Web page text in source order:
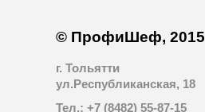
© ПрофиШеф, 2015
г. Тольятти
ул.Республиканская, 18
Тел.: +7 (8482) 55-87-15